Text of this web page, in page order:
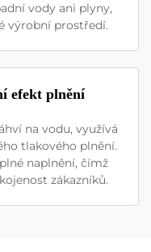
vody ani plyny,
výrobní prostředí.
efekt plnění
na vodu, využívá
tlakového plnění.
naplnění, čímž
zákazníků.